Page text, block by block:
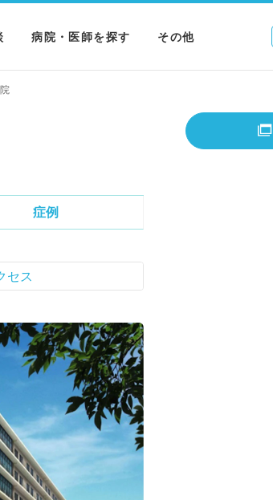
病院・医師を探す その他
NEWS & JOURNAL
症例
セス